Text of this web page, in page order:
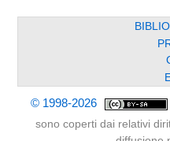
© 1998-2026
sono coperti dai relativi